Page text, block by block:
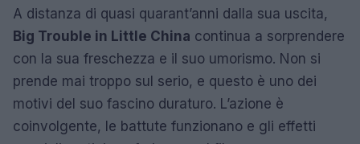
A distanza di quasi quarant’anni dalla sua uscita,
Big Trouble in Little China continua a sorprendere
con la sua freschezza e il suo umorismo. Non si
prende mai troppo sul serio, e questo è uno dei
motivi del suo fascino duraturo. L’azione è
coinvolgente, le battute funzionano e gli effetti